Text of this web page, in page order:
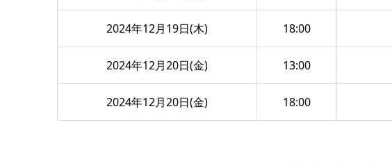
2024年12月19日(木) 18:00
2024年12月20日(金) 13:00
2024年12月20日(金) 18:00